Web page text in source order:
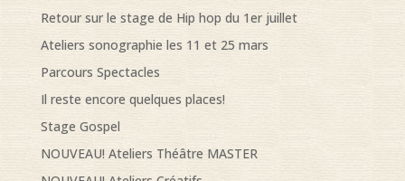
Retour sur le stage de Hip hop du 1er juillet
Ateliers sonographie les 11 et 25 mars
Parcours Spectacles
Il reste encore quelques places!
Stage Gospel
NOUVEAU! Ateliers Théâtre MASTER